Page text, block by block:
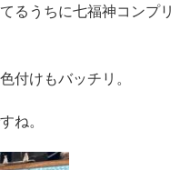
るうちに七福神コンプリ
付けもバッチリ。
ね。